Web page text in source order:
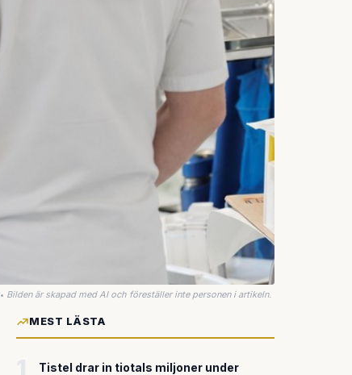
• Bilden är skapad med AI och föreställer inte personen i artikeln.
MEST LÄSTA
Tistel drar in tiotals miljoner under